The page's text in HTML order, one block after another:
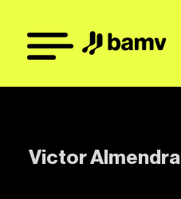
Victor Almendra